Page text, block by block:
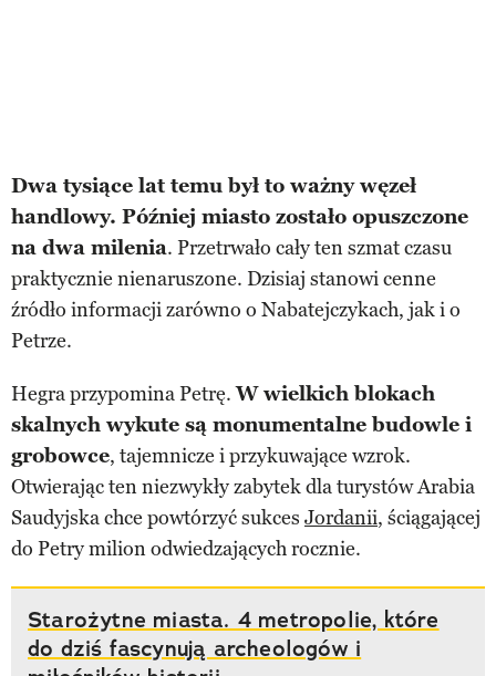
Dwa tysiące lat temu był to ważny węzeł
handlowy. Później miasto zostało opuszczone
na dwa milenia. Przetrwało cały ten szmat czasu
praktycznie nienaruszone. Dzisiaj stanowi cenne
źródło informacji zarówno o Nabatejczykach, jak i o
Petrze.
Hegra przypomina Petrę.W wielkich blokach
skalnych wykute są monumentalne budowle i
grobowce, tajemnicze i przykuwające wzrok.
Otwierając ten niezwykły zabytek dla turystów Arabia
Saudyjska chce powtórzyć sukces Jordanii, ściągającej
do Petry milion odwiedzających rocznie.
Starożytne miasta. 4 metropolie, które
do dziś fascynują archeologów i